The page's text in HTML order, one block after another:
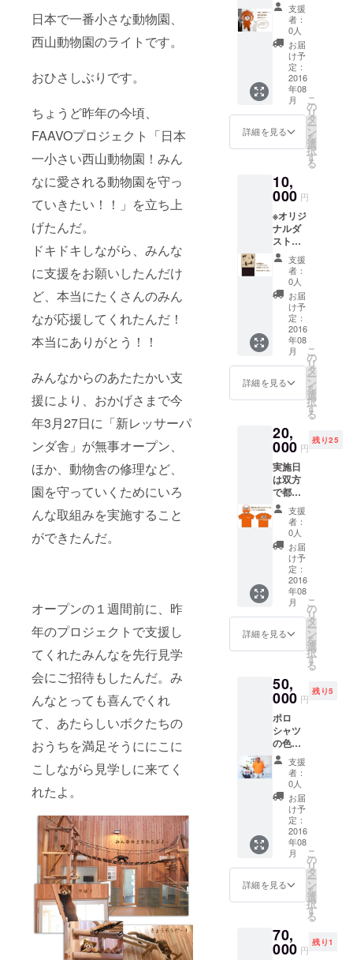
日本で一番小さな動物園、
西山動物園のライトです。
おひさしぶりです。
ちょうど昨年の今頃、
FAAVOプロジェクト「日本
一小さい西山動物園！みん
なに愛される動物園を守っ
ていきたい！！」を立ち上
げたんだ。
ドキドキしながら、みんな
に支援をお願いしたんだけ
ど、本当にたくさんのみん
なが応援してくれたんだ！
本当にありがとう！！
みんなからのあたたかい支
援により、おかげさまで今
年3月27日に「新レッサーパ
ンダ舎」が無事オープン、
ほか、動物舎の修理など、
園を守っていくためにいろ
んな取組みを実施すること
ができたんだ。
オープンの１週間前に、昨
年のプロジェクトで支援し
てくれたみんなを先行見学
会にご招待もしたんだ。み
んなとっても喜んでくれ
て、あたらしいボクたちの
おうちを満足そうににこに
こしながら見学しに来てく
れたよ。
支援
者：
0人
お届
け予
定：
2016
年08
月
詳細を見る
こ
の
リ
タ
ー
ン
を
選
択
す
る
10,
000 円
※オリジ
ナルダ
スト
ボック
ス（縦
20cm ×
横20cm
× 高
30cm）
支援
者：
0人
お届
け予
定：
2016
年08
月
詳細を見る
こ
の
リ
タ
ー
ン
を
選
択
す
る
20,
000 円
残り25
実施日
は双方
で都合
の良い
日取り
を確定
しま
す。 ポ
ロシャ
ツの色
は、
ターコ
イズ・
オレン
ジの2
色。サ
は、S～
LL。
（子供
150・
160）よ
りお選
びくだ
さい。
支援
者：
0人
お届
け予
定：
2016
年08
月
詳細を見る
こ
の
リ
タ
ー
ン
を
選
択
す
る
50,
000 円
残り5
ポロ
シャツ
の色
は、
ターコ
イズ・
オレン
ジの2
色。サ
イズ
は、S～
LL。
（子供
150・
160）よ
りお選
さい。
支援
者：
0人
お届
け予
定：
2016
年08
月
詳細を見る
こ
の
リ
タ
ー
ン
を
選
択
す
る
70,
000 円
残り1